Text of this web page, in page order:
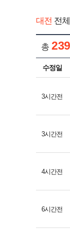
대전 전
총 239
수정일
3시간전
3시간전
4시간전
6시간전